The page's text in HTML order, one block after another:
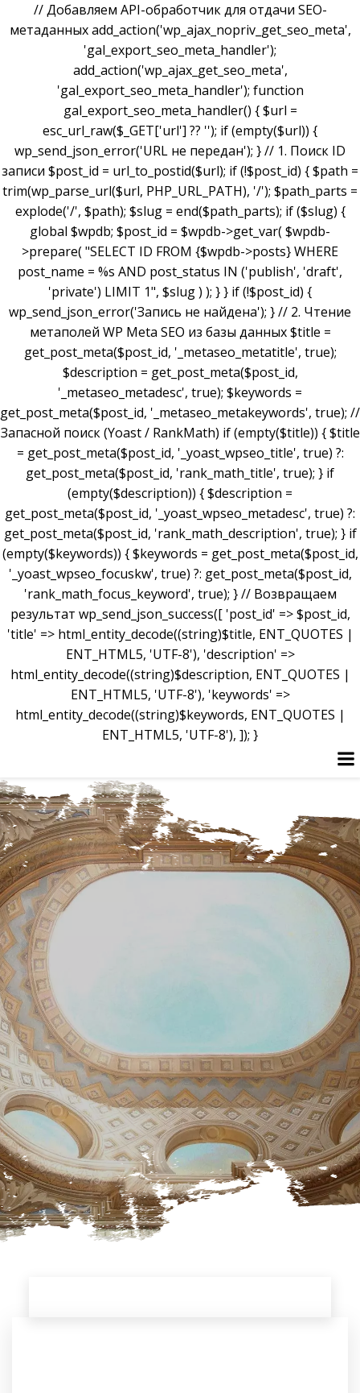
// Добавляем API-обработчик для отдачи SEO-
метаданных add_action('wp_ajax_nopriv_get_seo_meta',
'gal_export_seo_meta_handler');
add_action('wp_ajax_get_seo_meta',
'gal_export_seo_meta_handler'); function
gal_export_seo_meta_handler() { $url =
esc_url_raw($_GET['url'] ?? ''); if (empty($url)) {
wp_send_json_error('URL не передан'); } // 1. Поиск ID
записи $post_id = url_to_postid($url); if (!$post_id) { $path =
trim(wp_parse_url($url, PHP_URL_PATH), '/'); $path_parts =
explode('/', $path); $slug = end($path_parts); if ($slug) {
global $wpdb; $post_id = $wpdb->get_var( $wpdb-
>prepare( "SELECT ID FROM {$wpdb->posts} WHERE
post_name = %s AND post_status IN ('publish', 'draft',
'private') LIMIT 1", $slug ) ); } } if (!$post_id) {
wp_send_json_error('Запись не найдена'); } // 2. Чтение
метаполей WP Meta SEO из базы данных $title =
get_post_meta($post_id, '_metaseo_metatitle', true);
$description = get_post_meta($post_id,
'_metaseo_metadesc', true); $keywords =
get_post_meta($post_id, '_metaseo_metakeywords', true); //
Запасной поиск (Yoast / RankMath) if (empty($title)) { $title
= get_post_meta($post_id, '_yoast_wpseo_title', true) ?:
get_post_meta($post_id, 'rank_math_title', true); } if
(empty($description)) { $description =
get_post_meta($post_id, '_yoast_wpseo_metadesc', true) ?:
get_post_meta($post_id, 'rank_math_description', true); } if
(empty($keywords)) { $keywords = get_post_meta($post_id,
'_yoast_wpseo_focuskw', true) ?: get_post_meta($post_id,
'rank_math_focus_keyword', true); } // Возвращаем
результат wp_send_json_success([ 'post_id' => $post_id,
'title' => html_entity_decode((string)$title, ENT_QUOTES |
ENT_HTML5, 'UTF-8'), 'description' =>
html_entity_decode((string)$description, ENT_QUOTES |
ENT_HTML5, 'UTF-8'), 'keywords' =>
html_entity_decode((string)$keywords, ENT_QUOTES |
ENT_HTML5, 'UTF-8'), ]); }